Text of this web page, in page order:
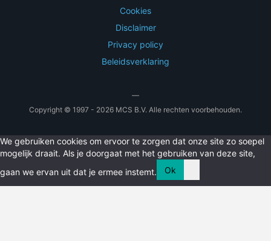
Cookies
Disclaimer
Privacy policy
Beleidsverklaring
—
Copyright © 1997 - 2026 MCS B.V. Alle rechten voorbehouden.
We gebruiken cookies om ervoor te zorgen dat onze site zo soepel
mogelijk draait. Als je doorgaat met het gebruiken van deze site,
gaan we ervan uit dat je ermee instemt.
Ok